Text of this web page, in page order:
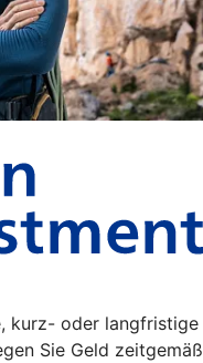
kurz- oder langfristige
Sie Geld zeitgemäß